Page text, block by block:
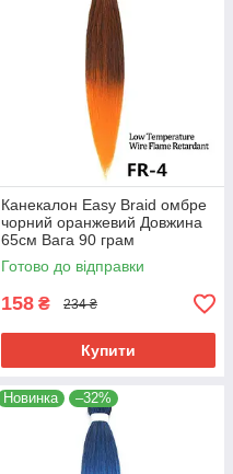
Канекалон Easy Braid омбре
чорний оранжевий Довжина
65см Вага 90 грам
Низькотемпературний 100-
150°С FR-4
Готово до відправки
158 ₴ 234 ₴
Купити
Новинка –32%